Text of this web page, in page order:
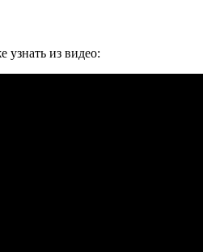
узнать из видео: